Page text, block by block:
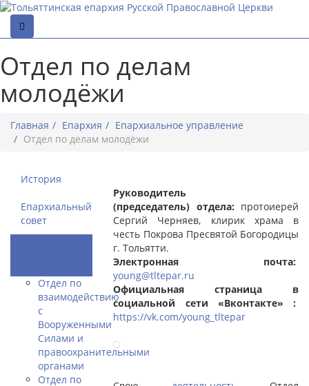
Отдел по делам
молодёжи
Главная Епархия
Епархиальное управление
Отдел по делам молодёжи
История
Епархиальный
совет
Отдел по
взаимодействию
с
Вооруженными
Силами и
правоохранительными
органами
Отдел по
Руководитель
(председатель) отдела: протоиерей
Сергий Черняев, клирик храма в
честь Покрова Пресвятой Богородицы
г. Тольятти.
Электронная почта:
young@tltepar.ru
Официальная страница в
социальной сети «Вконтакте» :
https://vk.com/young_tltepar